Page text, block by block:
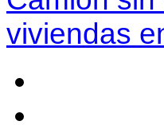
viviendas